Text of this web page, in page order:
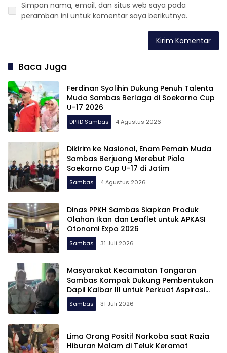
Simpan nama, email, dan situs web saya pada
peramban ini untuk komentar saya berikutnya.
Baca Juga
Ferdinan Syolihin Dukung Penuh Talenta
Muda Sambas Berlaga di Soekarno Cup
U-17 2026
DPRD Sambas 4 Agustus 2026
Dikirim ke Nasional, Enam Pemain Muda
Sambas Berjuang Merebut Piala
Soekarno Cup U-17 di Jatim
Sambas 4 Agustus 2026
Dinas PPKH Sambas Siapkan Produk
Olahan Ikan dan Leaflet untuk APKASI
Otonomi Expo 2026
Sambas 31 Juli 2026
Masyarakat Kecamatan Tangaran
Sambas Kompak Dukung Pembentukan
Dapil Kalbar III untuk Perkuat Aspirasi
Perbatasan
Sambas 31 Juli 2026
Lima Orang Positif Narkoba saat Razia
Hiburan Malam di Teluk Keramat